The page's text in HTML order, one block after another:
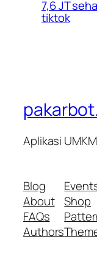
7,6 JT
tiktok
Aplikasi
Blog
About
FAQs
Authors
Shop